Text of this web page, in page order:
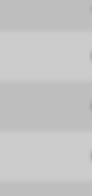
mit der
Informationen